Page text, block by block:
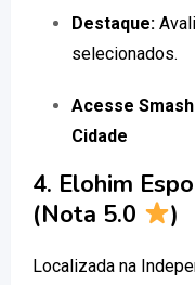
Destaque:
selecionados.
Acesse
Cidade
4. Elohim
(Nota 5.0
)
Localizada na